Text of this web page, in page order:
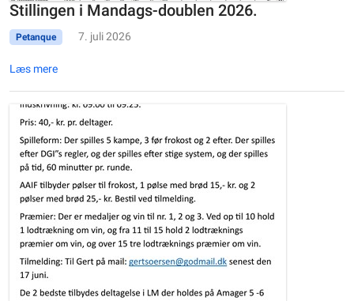
Stillingen i Mandags-doublen 2026.
Petanque 7. juli 2026
Læs mere